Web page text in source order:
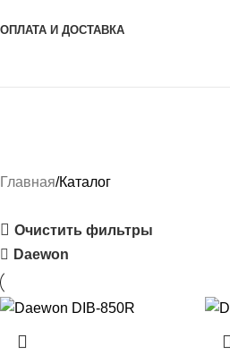
ОПЛАТА И ДОСТАВКА
Главная Каталог
Очистить фильтры
Daewon